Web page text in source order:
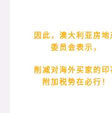
因此，澳大利亚房地
委员会表示，
削减对海外买家的印
附加税势在必行！